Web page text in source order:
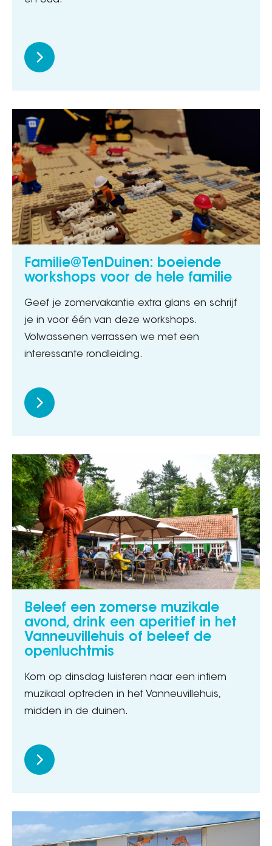
Familie@TenDuinen: boeiende
workshops voor de hele familie
Geef je zomervakantie extra glans en schrijf
je in voor één van deze workshops.
Volwassenen verrassen we met een
interessante rondleiding.
Beleef een zomerse muzikale
avond, drink een aperitief in het
Vanneuvillehuis of beleef de
openluchtmis
Kom op dinsdag luisteren naar een intiem
muzikaal optreden in het Vanneuvillehuis,
midden in de duinen.